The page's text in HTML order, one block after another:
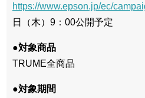
https://www.epson.jp/ec/
日（木）9：00公開予定
●対象商品
TRUME全商品
●対象期間